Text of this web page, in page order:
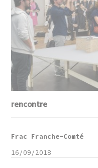
rencontre
Frac Franche-Comté
16/09/2018